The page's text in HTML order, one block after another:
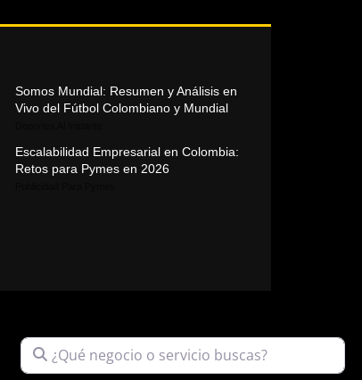
Somos Mundial: Resumen y Análisis en
Vivo del Fútbol Colombiano y Mundial
Escalabilidad Empresarial en Colombia:
Retos para Pymes en 2026
¿Qué negocio o servicio buscas?